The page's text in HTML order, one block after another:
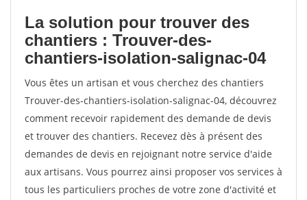
La solution pour trouver des
chantiers : Trouver-des-
chantiers-isolation-salignac-04
Vous êtes un artisan et vous cherchez des chantiers
Trouver-des-chantiers-isolation-salignac-04, découvrez
comment recevoir rapidement des demande de devis
et trouver des chantiers. Recevez dès à présent des
demandes de devis en rejoignant notre service d'aide
aux artisans. Vous pourrez ainsi proposer vos services à
tous les particuliers proches de votre zone d'activité et